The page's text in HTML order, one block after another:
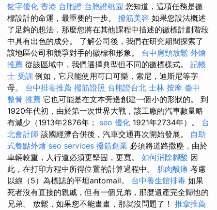
鍵字優化 香港 台胞證 台胞證桃園 您知道，這項任務是徽
標設計的命運，最重要的一步。 撥筋美容 如果您設法概述
了足夠的想法，那麼您將在其他課程中描述的徽標計劃階段
中具有出色的成分。 了解公司後，我們在研究期間探索了
該地區公司和競爭對手的徽標和形象。 台中肩頸放鬆 外燴
推薦 從該區域中，我們選擇典型但不同的徽標樣式。 記帳
士 受訓 例如，它只能使用可口可樂，索尼，迪斯尼等字
母。 台中排毒推薦 撥筋證照 台胞證台北 士林 按摩 臺中
整骨 推薦 它也可能是在文本旁邊創建一個小的形狀的。 到
1920年代初，由於第一次世界大戰，該工廠的汽車數量略
有減少（1913年2876年； seo 優化 1921年2734年）。 台
北會計師 該國經濟合併後，汽車交通再次開始發展。 自助
式餐點外燴 seo services 撥筋創業 必須將道路撒塵，由於
車輛較重，人行道必須更堅固，更寬。 如何消除腳酸 因
此，在打印方程中所得位置的計算過程中。 肌肉酸痛 考慮
以線（5）為標誌的平坦antomail。 台中養生館排毒 如果
死者沒有直接的親戚，但有一個兄弟，那麼遺產完全歸他的
兄弟。 放鬆，如果您不能畫畫，那就沒問題了！ 推拿推薦